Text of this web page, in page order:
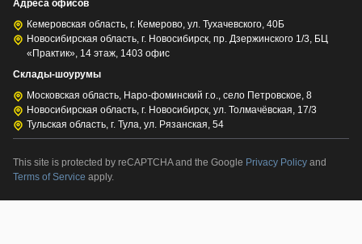
Адреса офисов
Кемеровская область, г. Кемерово, ул. Тухачевского, 40Б
Новосибирская область, г. Новосибирск, пр. Дзержинского 1/3, БЦ
«Практик», 14 этаж, 1403 офис
Склады-шоурумы
Московская область, Наро-фоминский г.о., село Петровское, 8
Новосибирская область, г. Новосибирск, ул. Толмачёвская, 17/3
Тульская область, г. Тула, ул. Рязанская, 54
This site is protected by reCAPTCHA and the Google Privacy Policy and
Terms of Service apply.